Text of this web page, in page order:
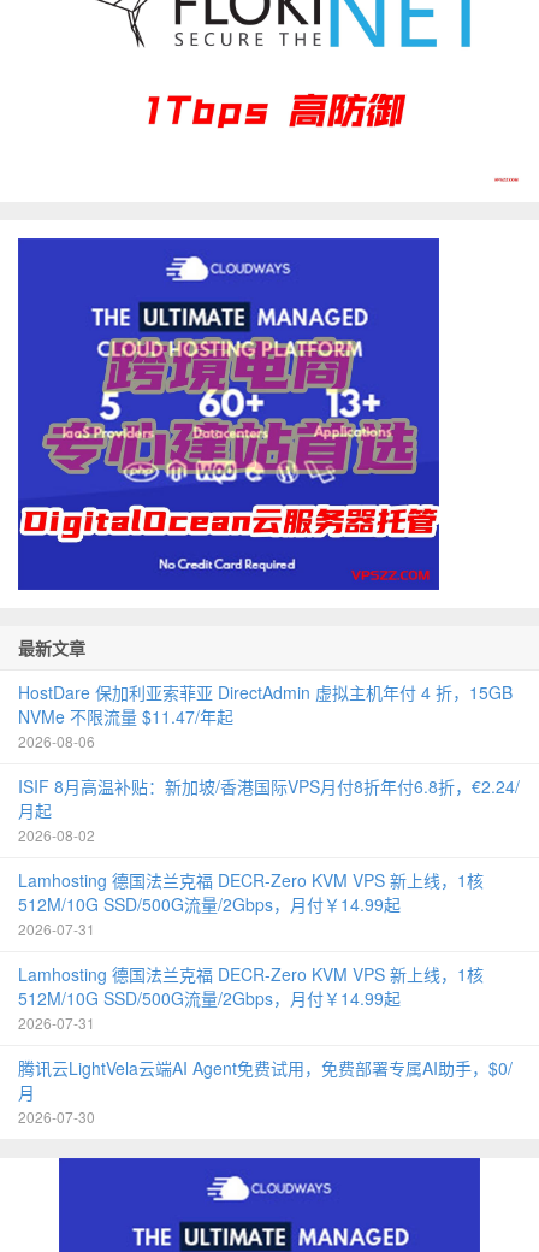
最新文章
HostDare 保加利亚索菲亚 DirectAdmin 虚拟主机年付 4 折，15GB
NVMe 不限流量 $11.47/年起
2026-08-06
ISIF 8月高温补贴：新加坡/香港国际VPS月付8折年付6.8折，€2.24/
月起
2026-08-02
Lamhosting 德国法兰克福 DECR-Zero KVM VPS 新上线，1核
512M/10G SSD/500G流量/2Gbps，月付￥14.99起
2026-07-31
Lamhosting 德国法兰克福 DECR-Zero KVM VPS 新上线，1核
512M/10G SSD/500G流量/2Gbps，月付￥14.99起
2026-07-31
腾讯云LightVela云端AI Agent免费试用，免费部署专属AI助手，$0/
月
2026-07-30